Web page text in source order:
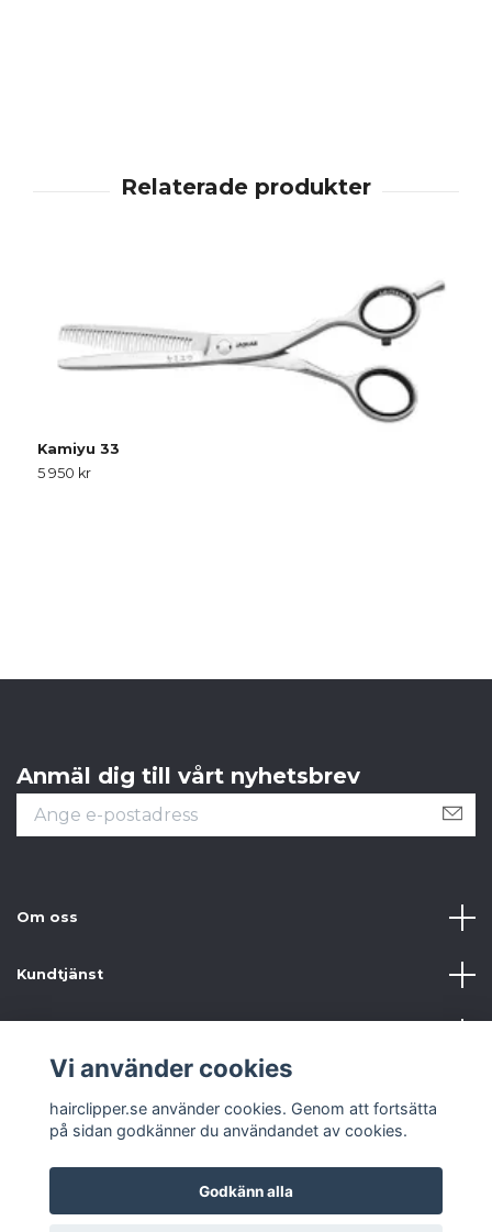
Kamiyu 33
5 950 kr
Anmäl dig till vårt nyhetsbrev
Om oss
Kundtjänst
Vi använder cookies
hairclipper.se använder cookies. Genom att fortsätta
på sidan godkänner du användandet av cookies.
Godkänn alla